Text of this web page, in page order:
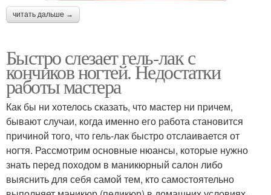
читать дальше →
Быстро слезает гель-лак с
кончиков ногтей. Недостатки
работы мастера
Как бы ни хотелось сказать, что мастер ни причем,
бывают случаи, когда именно его работа становится
причиной того, что гель-лак быстро отслаивается от
ногтя. Рассмотрим основные нюансы, которые нужно
знать перед походом в маникюрный салон либо
выяснить для себя самой тем, кто самостоятельно